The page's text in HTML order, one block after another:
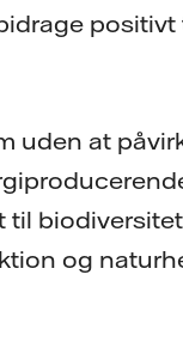
uden at
og